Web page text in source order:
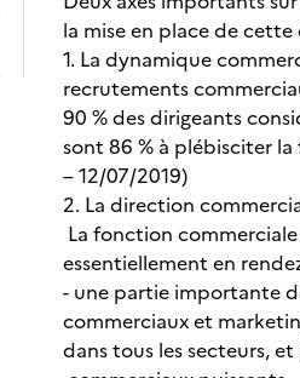
la mise en place de
1. La dynamique
recrutements
90 % des dirigeants
sont 86 % à plébisciter
– 12/07/2019)
2. La direction
La fonction
essentiellement en
- une partie importante
commerciaux et
dans tous les secteurs,